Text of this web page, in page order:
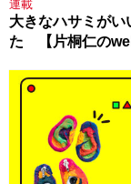
連載
大きなハサミが
た 【片桐仁の